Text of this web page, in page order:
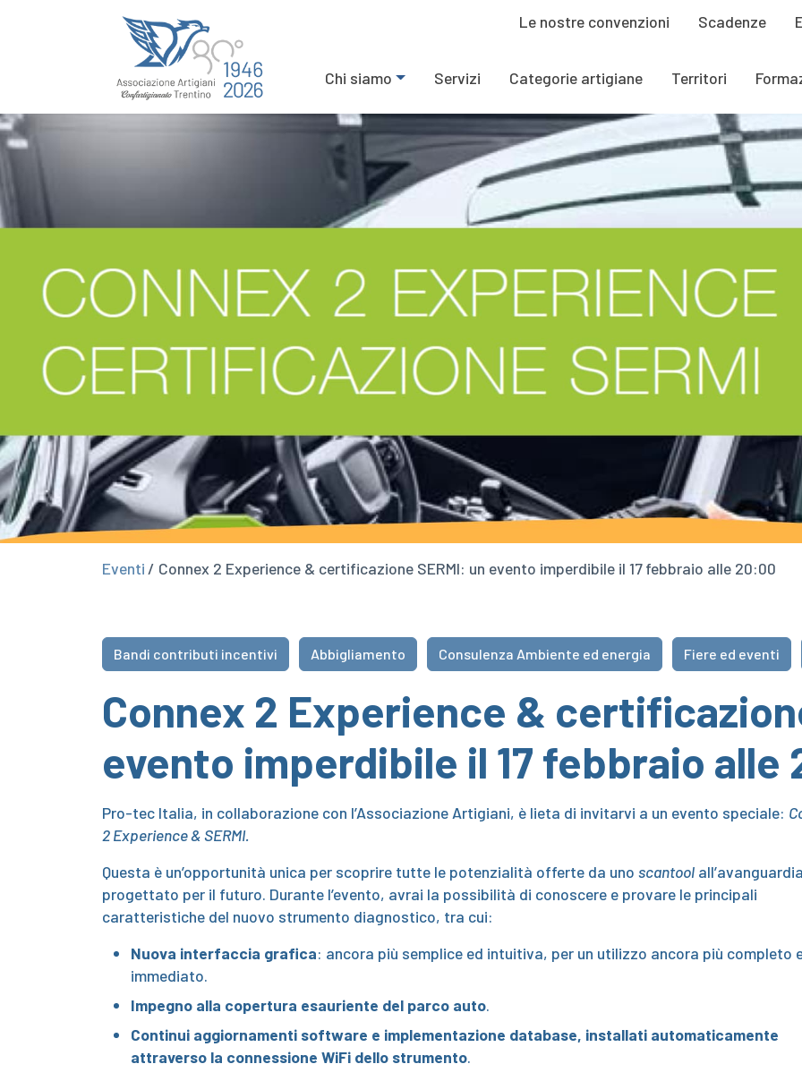
Le nostre convenzioni Scadenze
Chi siamo Servizi Categorie artigiane Territori
Eventi / Connex 2 Experience & certificazione SERMI: un evento imperdibile il 17 febbraio alle 20:00
Bandi contributi incentivi Abbigliamento Consulenza Ambiente ed energia Fiere ed eventi
Connex 2 Experience &
evento imperdibile il 17 febbraio alle
Pro-tec Italia, in collaborazione con l’Associazione Artigiani, è lieta di invitarvi a un evento speciale:
2 Experience & SERMI.
Questa è un’opportunità unica per scoprire tutte le potenzialità offerte da uno scantool
progettato per il futuro. Durante l’evento, avrai la possibilità di conoscere e provare le principali
caratteristiche del nuovo strumento diagnostico, tra cui:
Nuova interfaccia grafica: ancora più semplice ed intuitiva, per un utilizzo ancora più completo
immediato.
Impegno alla copertura esauriente del parco auto.
Continui aggiornamenti software e implementazione database, installati automaticamente
attraverso la connessione WiFi dello strumento.